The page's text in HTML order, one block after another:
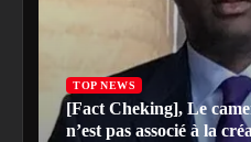
TOP NEWS
[Fact Cheking], Le
n’est pas associé à la